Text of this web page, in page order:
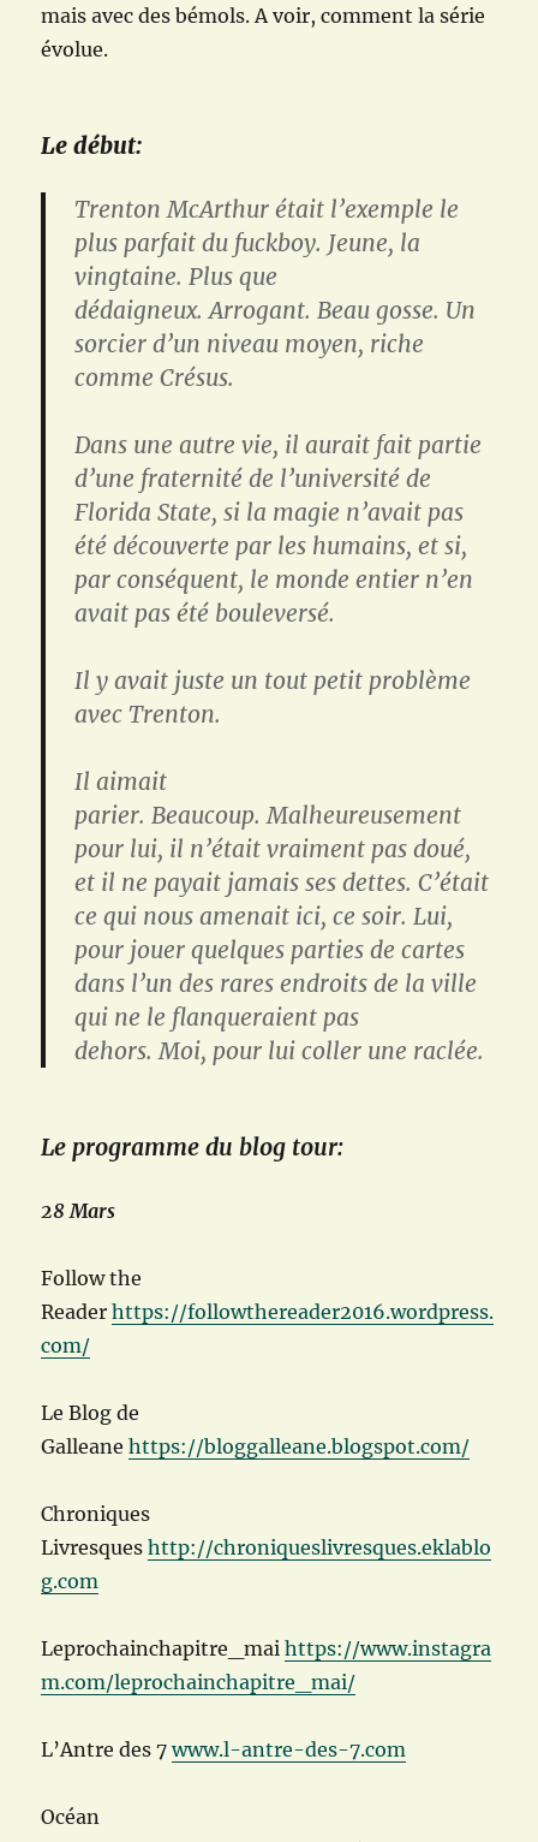
mais avec des bémols. A voir, comment la série
évolue.
Le début:
Trenton McArthur était l’exemple le
plus parfait du fuckboy. Jeune, la
vingtaine.Plus que
dédaigneux.Arrogant.Beau gosse. Un
sorcier d’un niveau moyen, riche
comme Crésus.
Dans une autre vie, il aurait fait partie
d’une fraternité de l’université de
Florida State, si la magie n’avait pas
été découverte par les humains, et si,
par conséquent, le monde entier n’en
avait pas été bouleversé.
Il y avait juste un tout petit problème
avec Trenton.
Il aimait
parier.Beaucoup.Malheureusement
pour lui, il n’était vraiment pas doué,
et il ne payait jamais ses dettes.C’était
ce qui nous amenait ici, ce soir.Lui,
pour jouer quelques parties de cartes
dans l’un des rares endroits de la ville
qui ne le flanqueraient pas
dehors.Moi, pour lui coller une raclée.
Le programme du blog tour:
28 Mars
Follow the
Readerhttps://followthereader2016.wordpress.
com/
Le Blog de
Galleanehttps://bloggalleane.blogspot.com/
Chroniques
Livresqueshttp://chroniqueslivresques.eklablo
g.com
Leprochainchapitre_maihttps://www.instagra
m.com/leprochainchapitre_mai/
L’Antre des 7www.l-antre-des-7.com
Océan